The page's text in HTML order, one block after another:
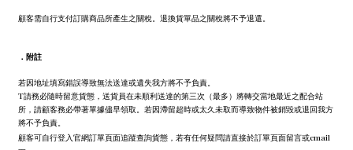
顧客需自行支付訂購商品所產生之關稅。退換貨單品之關稅將不予退還。
． 附註
若因地址填寫錯誤導致無法送達或遺失我方將不予負責。
T請務必隨時留意貨態，送貨員在未順利送達的第三次（最多）將轉交當地最近之配合站
所，請顧客務必帶著單據儘早領取。若因滯留超時或太久未取而導致物件被銷毀或退回我方
將不予負責。
顧客可自行登入官網訂單頁面追蹤查詢貨態，若有任何疑問請直接於訂單頁面留言或email